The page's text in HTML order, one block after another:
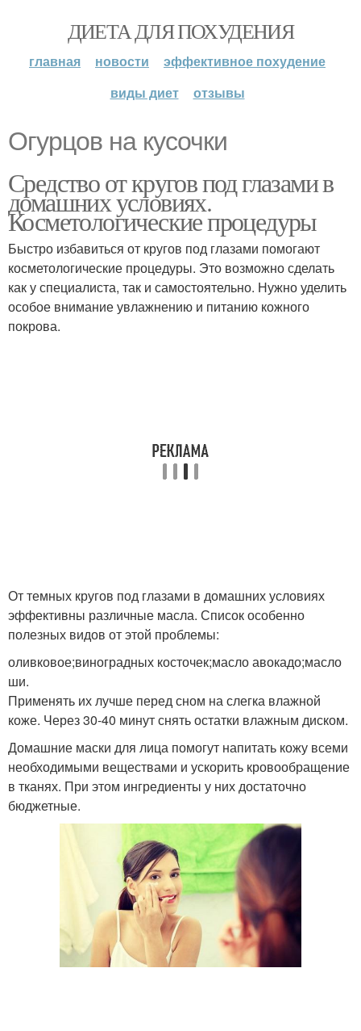
ДИЕТА ДЛЯ ПОХУДЕНИЯ
главная новости
эффективное похудение
виды диет
отзывы
Огурцов на кусочки
Средство от кругов под глазами в
домашних условиях.
Косметологические процедуры
Быстро избавиться от кругов под глазами помогают
косметологические процедуры. Это возможно сделать
как у специалиста, так и самостоятельно. Нужно уделить
особое внимание увлажнению и питанию кожного
покрова.
От темных кругов под глазами в домашних условиях
эффективны различные масла. Список особенно
полезных видов от этой проблемы:
оливковое;виноградных косточек;масло авокадо;масло
ши.
Применять их лучше перед сном на слегка влажной
коже. Через 30-40 минут снять остатки влажным диском.
Домашние маски для лица помогут напитать кожу всеми
необходимыми веществами и ускорить кровообращение
в тканях. При этом ингредиенты у них достаточно
бюджетные.